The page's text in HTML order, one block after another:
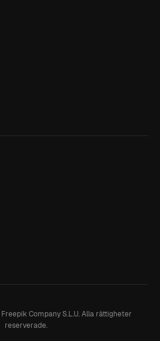
Freepik Company S.L.U.Alla rättigheter
reserverade.